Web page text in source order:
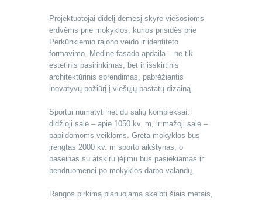
Projektuotojai didelį dėmesį skyrė viešosioms
erdvėms prie mokyklos, kurios prisidės prie
Perkūnkiemio rajono veido ir identiteto
formavimo. Medinė fasado apdaila – ne tik
estetinis pasirinkimas, bet ir išskirtinis
architektūrinis sprendimas, pabrėžiantis
inovatyvų požiūrį į viešųjų pastatų dizainą.
Sportui numatyti net du salių kompleksai:
didžioji salė – apie 1050 kv. m, ir mažoji salė –
papildomoms veikloms. Greta mokyklos bus
įrengtas 2000 kv. m sporto aikštynas, o
baseinas su atskiru įėjimu bus pasiekiamas ir
bendruomenei po mokyklos darbo valandų.
Rangos pirkimą planuojama skelbti šiais metais,